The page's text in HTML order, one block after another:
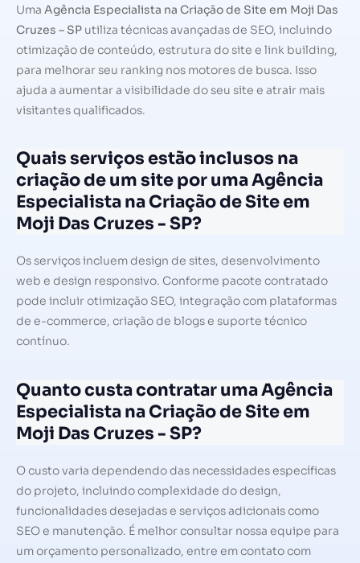
Uma Agência Especialista na Criação de Site em Moji Das
Cruzes – SP utiliza técnicas avançadas de SEO, incluindo
otimização de conteúdo, estrutura do site e link building,
para melhorar seu ranking nos motores de busca. Isso
ajuda a aumentar a visibilidade do seu site e atrair mais
visitantes qualificados.
Quais serviços estão inclusos na
criação de um site por uma Agência
Especialista na Criação de Site em
Moji Das Cruzes - SP?
Os serviços incluem design de sites, desenvolvimento
web e design responsivo. Conforme pacote contratado
pode incluir otimização SEO, integração com plataformas
de e-commerce, criação de blogs e suporte técnico
contínuo.
Quanto custa contratar uma Agência
Especialista na Criação de Site em
Moji Das Cruzes - SP?
O custo varia dependendo das necessidades específicas
do projeto, incluindo complexidade do design,
funcionalidades desejadas e serviços adicionais como
SEO e manutenção. É melhor consultar nossa equipe para
um orçamento personalizado, entre em contato com